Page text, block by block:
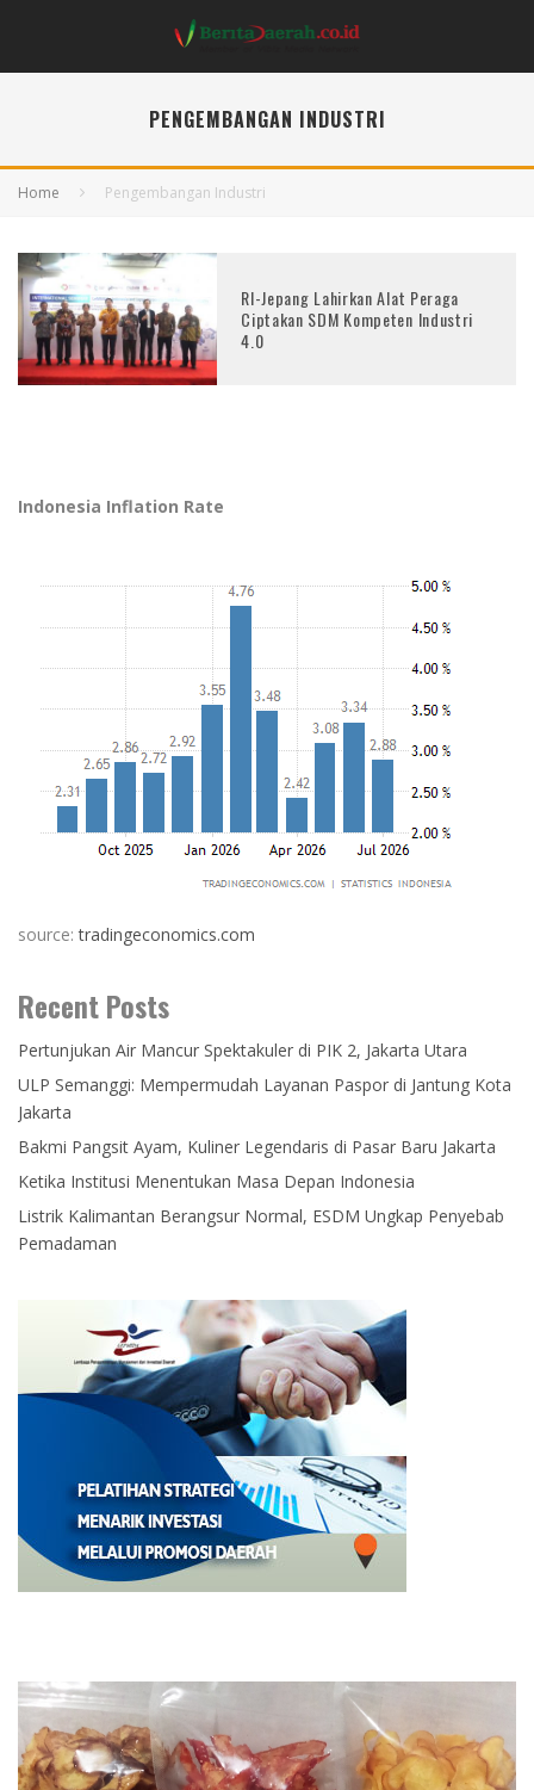
PENGEMBANGAN INDUSTRI
Home Pengembangan Industri
RI-Jepang Lahirkan Alat Peraga
Ciptakan SDM Kompeten Industri
4.0
Indonesia Inflation Rate
source:tradingeconomics.com
Recent Posts
Pertunjukan Air Mancur Spektakuler di PIK 2, Jakarta Utara
ULP Semanggi: Mempermudah Layanan Paspor di Jantung Kota
Jakarta
Bakmi Pangsit Ayam, Kuliner Legendaris di Pasar Baru Jakarta
Ketika Institusi Menentukan Masa Depan Indonesia
Listrik Kalimantan Berangsur Normal, ESDM Ungkap Penyebab
Pemadaman